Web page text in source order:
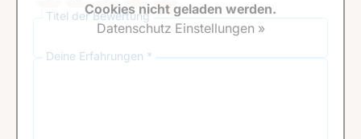
Titel der Bewertung
Deine Erfahrungen *
Cookies nicht geladen werden.
Datenschutz Einstellungen »